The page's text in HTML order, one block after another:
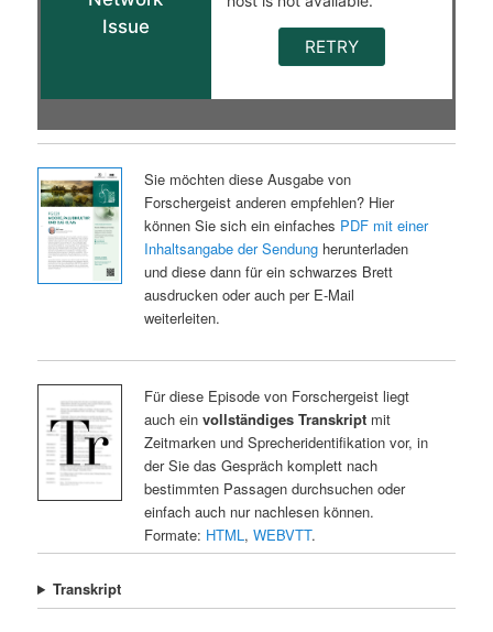
Sie möchten diese Ausgabe von
Forschergeist anderen empfehlen? Hier
können Sie sich ein einfaches PDF mit einer
Inhaltsangabe der Sendungherunterladen
und diese dann für ein schwarzes Brett
ausdrucken oder auch per E-Mail
weiterleiten.
Für diese Episode von Forschergeist liegt
auch ein vollständiges Transkriptmit
Zeitmarken und Sprecheridentifikation vor, in
der Sie das Gespräch komplett nach
bestimmten Passagen durchsuchen oder
einfach auch nur nachlesen können.
Formate: HTML , WEBVTT.
Transkript